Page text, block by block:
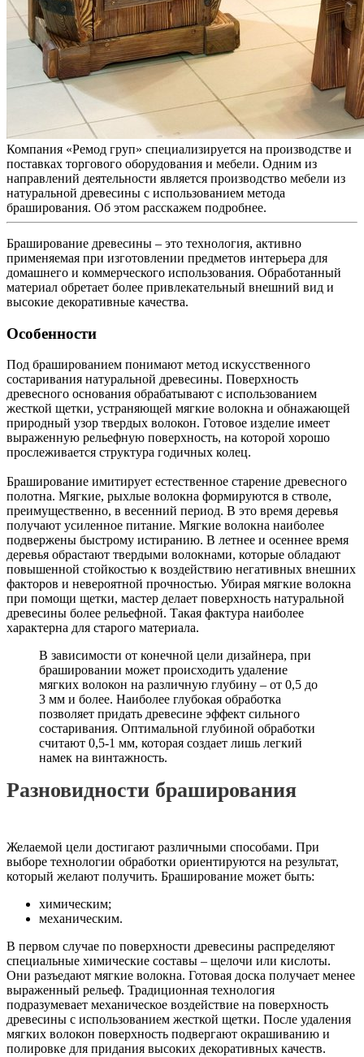
Компания «Ремод груп» специализируется на производстве и
поставках торгового оборудования и мебели. Одним из
направлений деятельности является производство мебели из
натуральной древесины с использованием метода
браширования. Об этом расскажем подробнее.
Браширование древесины – это технология, активно
применяемая при изготовлении предметов интерьера для
домашнего и коммерческого использования. Обработанный
материал обретает более привлекательный внешний вид и
высокие декоративные качества.
Особенности
Под брашированием понимают метод искусственного
состаривания натуральной древесины. Поверхность
древесного основания обрабатывают с использованием
жесткой щетки, устраняющей мягкие волокна и обнажающей
природный узор твердых волокон. Готовое изделие имеет
выраженную рельефную поверхность, на которой хорошо
прослеживается структура годичных колец.
Браширование имитирует естественное старение древесного
полотна. Мягкие, рыхлые волокна формируются в стволе,
преимущественно, в весенний период. В это время деревья
получают усиленное питание. Мягкие волокна наиболее
подвержены быстрому истиранию. В летнее и осеннее время
деревья обрастают твердыми волокнами, которые обладают
повышенной стойкостью к воздействию негативных внешних
факторов и невероятной прочностью. Убирая мягкие волокна
при помощи щетки, мастер делает поверхность натуральной
древесины более рельефной. Такая фактура наиболее
характерна для старого материала.
В зависимости от конечной цели дизайнера, при
брашировании может происходить удаление
мягких волокон на различную глубину – от 0,5 до
3 мм и более. Наиболее глубокая обработка
позволяет придать древесине эффект сильного
состаривания. Оптимальной глубиной обработки
считают 0,5-1 мм, которая создает лишь легкий
намек на винтажность.
Разновидности браширования
Желаемой цели достигают различными способами. При
выборе технологии обработки ориентируются на результат,
который желают получить. Браширование может быть:
химическим;
механическим.
В первом случае по поверхности древесины распределяют
специальные химические составы – щелочи или кислоты.
Они разъедают мягкие волокна. Готовая доска получает менее
выраженный рельеф. Традиционная технология
подразумевает механическое воздействие на поверхность
древесины с использованием жесткой щетки. После удаления
мягких волокон поверхность подвергают окрашиванию и
полировке для придания высоких декоративных качеств.